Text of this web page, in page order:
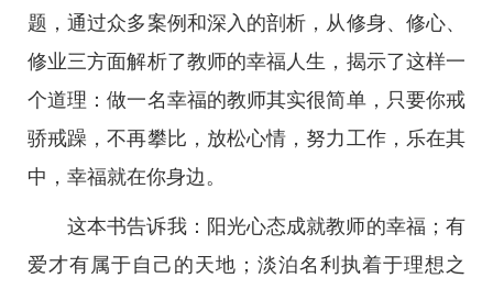
题，通过众多案例和深入的剖析，从修身、修心、
修业三方面解析了教师的幸福人生，揭示了这样一
个道理：做一名幸福的教师其实很简单，只要你戒
骄戒躁，不再攀比，放松心情，努力工作，乐在其
中，幸福就在你身边。
这本书告诉我：阳光心态成就教师的幸福；有
爱才有属于自己的天地；淡泊名利执着于理想之